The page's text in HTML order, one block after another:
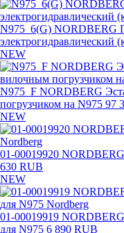
N975_6(G) NORDBERG
электрогидравлический
NEW
N975_F NORDBERG
погрузчиком на N975 97
NEW
01-00019920
630 RUB
NEW
01-00019919
для N975 6 890 RUB